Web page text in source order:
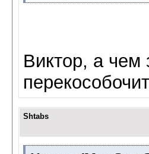
Виктор, а чем
Shtabs